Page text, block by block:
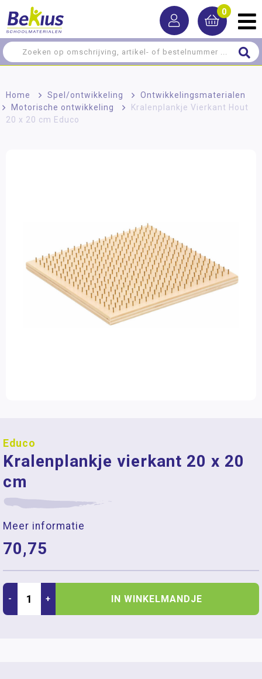
0
Home > Spel/ontwikkeling > Ontwikkelingsmaterialen
Motorische ontwikkeling
>
Kralenplankje Vierkant Hout
20 x 20 cm Educo
Educo
Kralenplankje vierkant 20 x 20
cm
Meer informatie
70,75
- + IN WINKELMANDJE